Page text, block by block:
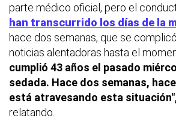
parte médico oficial, pero el
han transcurrido los días de la
hace dos semanas, que se
noticias alentadoras hasta el
cumplió 43 años el pasado
sedada. Hace dos semanas,
está atravesando esta
relatando.